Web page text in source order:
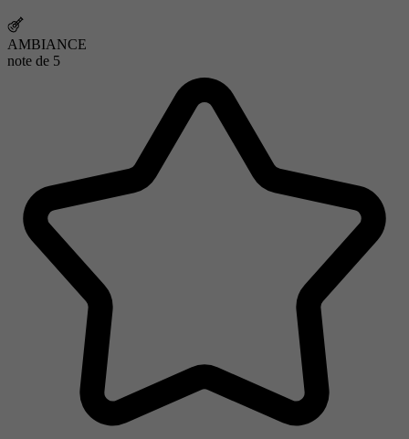
AMBIANCE
note de 5